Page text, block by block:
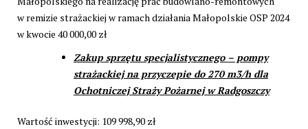
w remizie strażackiej w ramach działania Małopolskie OSP 2024
w kwocie 40 000,00 zł
Zakup sprzętu specjalistycznego – pompy
strażackiej na przyczepie do 270 m3/h dla
Ochotniczej Straży Pożarnej w Radgoszczy
Wartość inwestycji: 109 998,90 zł